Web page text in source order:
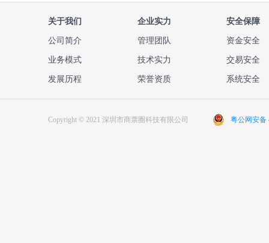
关于我们
公司简介
业务模式
发展历程
企业实力
管理团队
技术实力
荣誉资质
安全保障
资金安全
交易安全
系统安全
Copyright © 2021 深圳市商票圈科技有限公司 粤公网安备